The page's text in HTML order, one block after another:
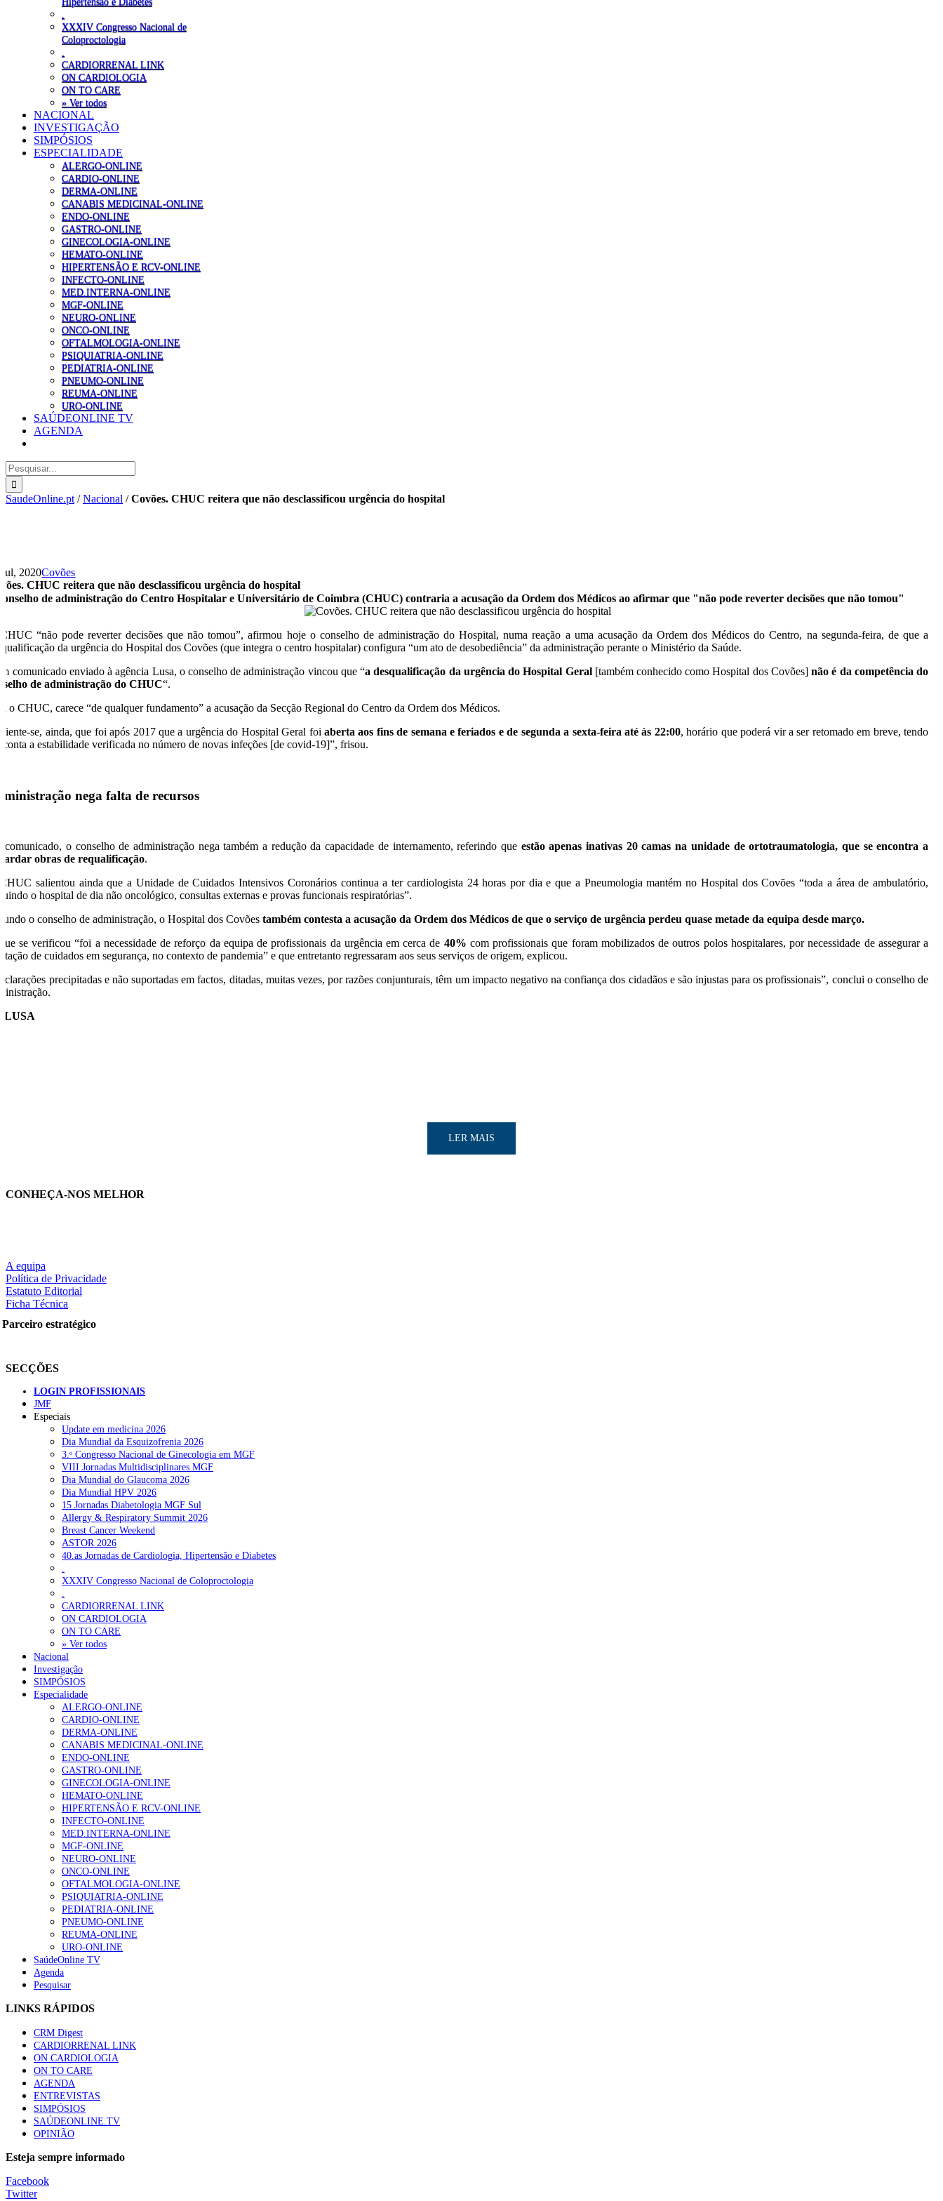
XXXIV Congresso Nacional de
Coloproctologia
CARDIORRENAL LINK
ON CARDIOLOGIA
ON TO CARE
» Ver todos
NACIONAL
INVESTIGAÇÃO
SIMPÓSIOS
ESPECIALIDADE
ALERGO-ONLINE
CARDIO-ONLINE
DERMA-ONLINE
CANABIS MEDICINAL-ONLINE
ENDO-ONLINE
GASTRO-ONLINE
GINECOLOGIA-ONLINE
HEMATO-ONLINE
HIPERTENSÃO E RCV-ONLINE
INFECTO-ONLINE
MED.INTERNA-ONLINE
MGF-ONLINE
NEURO-ONLINE
ONCO-ONLINE
OFTALMOLOGIA-ONLINE
PSIQUIATRIA-ONLINE
PEDIATRIA-ONLINE
PNEUMO-ONLINE
REUMA-ONLINE
URO-ONLINE
SAÚDEONLINE TV
AGENDA
Pesquisar
SaudeOnline.pt /Nacional /Covões. CHUC reitera que não desclassificou urgência do hospital
2020Covões
CHUC reitera que não desclassificou urgência do hospital
de administração do Centro Hospitalar e Universitário de Coimbra (CHUC) contraria a acusação da Ordem dos Médicos ao afirmar que "não pode reverter decisões que não tomou"
“não pode reverter decisões que não tomou”, afirmou hoje o conselho de administração do Hospital, numa reação a uma acusação da Ordem dos Médicos do Centro, na segunda-feira, de que a
da urgência do Hospital dos Covões (que integra o centro hospitalar) configura “um ato de desobediência” da administração perante o Ministério da Saúde.
comunicado enviado à agência Lusa, o conselho de administração vincou que “a desqualificação da urgência do Hospital Geral[também conhecido como Hospital dos Covões]não é da competência do
de administração do CHUC“.
o CHUC, carece “de qualquer fundamento” a acusação da Secção Regional do Centro da Ordem dos Médicos.
se, ainda, que foi após 2017 que a urgência do Hospital Geral foi aberta aos fins de semana e feriados e de segunda a sexta-feira até às 22:00, horário que poderá vir a ser retomado em breve, tendo
conta a estabilidade verificada no número de novas infeções [de covid-19]”, frisou.
nega falta de recursos
comunicado, o conselho de administração nega também a redução da capacidade de internamento, referindo que estão apenas inativas 20 camas na unidade de ortotraumatologia, que se encontra a
obras de requalificação.
salientou ainda que a Unidade de Cuidados Intensivos Coronários continua a ter cardiologista 24 horas por dia e que a Pneumologia mantém no Hospital dos Covões “toda a área de ambulatório,
o hospital de dia não oncológico, consultas externas e provas funcionais respiratórias”.
o conselho de administração, o Hospital dos Covões também contesta a acusação da Ordem dos Médicos de que o serviço de urgência perdeu quase metade da equipa desde março.
se verificou “foi a necessidade de reforço da equipa de profissionais da urgência em cerca de 40% com profissionais que foram mobilizados de outros polos hospitalares, por necessidade de assegurar a
de cuidados em segurança, no contexto de pandemia” e que entretanto regressaram aos seus serviços de origem, explicou.
precipitadas e não suportadas em factos, ditadas, muitas vezes, por razões conjunturais, têm um impacto negativo na confiança dos cidadãos e são injustas para os profissionais”, conclui o conselho de
LUSA
nas redes sociais:
RECENTES
Quase 11.900 jovens recorreram aos cheques psicólogo e nutricionista no primeiro mês
ULS de Coimbra estreia cirurgia endoscópica do ouvido com apoio robótico em Portugal
Enfermeiros exigem esclarecimentos sobre eventual gestão privada da ULS do Algarve
Ordem dos Médicos alerta para riscos no novo sistema de acesso a consultas e cirurgias
Portugal está a formar os médicos de que precisa?
MAIS LIDAS
Enfermagem Forense. “Da urgência ao tribunal, cada gesto conta e cada profissional faz a diferença”
202 visualizações
Alguns milhares de utentes podem ficar sem médico de família com nova regras do registo, alerta associação
155 visualizações
1.º Episódio do Podcast “Frequência Cardio – Sintoniza-te na Insuficiência Cardíaca” da Bayer
99 visualizações
“Os programas de rastreio do cancro do pulmão são custo-efetivos e representam um investimento sustentável para os sistemas de saúde”
88 visualizações
Quase quatro em cada dez doentes com enfarte apresentavam níveis elevados de Lp(a), revela estudo
86 visualizações
Trodelvy aprovado para primeira linha no cancro da mama triplo negativo metastático em doentes não elegíveis para inibidores PD-(L)1
61 visualizações
MAIS NOTÍCIAS
Quase 11.900 jovens recorreram aos cheques psicólogo e nutricionista no primeiro mês
LER MAIS
CONHEÇA-NOS MELHOR
A equipa
Política de Privacidade
Estatuto Editorial
Ficha Técnica
Parceiro estratégico
SECÇÕES
LOGIN PROFISSIONAIS
JMF
Especiais
Update em medicina 2026
Dia Mundial da Esquizofrenia 2026
3.ᵒ Congresso Nacional de Ginecologia em MGF
VIII Jornadas Multidisciplinares MGF
Dia Mundial do Glaucoma 2026
Dia Mundial HPV 2026
15 Jornadas Diabetologia MGF Sul
Allergy & Respiratory Summit 2026
Breast Cancer Weekend
ASTOR 2026
40.as Jornadas de Cardiologia, Hipertensão e Diabetes
.
XXXIV Congresso Nacional de Coloproctologia
.
CARDIORRENAL LINK
ON CARDIOLOGIA
ON TO CARE
» Ver todos
Nacional
Investigação
SIMPÓSIOS
Especialidade
ALERGO-ONLINE
CARDIO-ONLINE
DERMA-ONLINE
CANABIS MEDICINAL-ONLINE
ENDO-ONLINE
GASTRO-ONLINE
GINECOLOGIA-ONLINE
HEMATO-ONLINE
HIPERTENSÃO E RCV-ONLINE
INFECTO-ONLINE
MED.INTERNA-ONLINE
MGF-ONLINE
NEURO-ONLINE
ONCO-ONLINE
OFTALMOLOGIA-ONLINE
PSIQUIATRIA-ONLINE
PEDIATRIA-ONLINE
PNEUMO-ONLINE
REUMA-ONLINE
URO-ONLINE
SaúdeOnline TV
Agenda
Pesquisar
LINKS RÁPIDOS
CRM Digest
CARDIORRENAL LINK
ON CARDIOLOGIA
ON TO CARE
AGENDA
ENTREVISTAS
SIMPÓSIOS
SAÚDEONLINE.TV
OPINIÃO
Esteja sempre informado
Facebook
Twitter